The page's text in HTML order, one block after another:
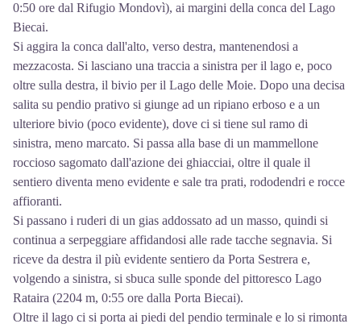
0:50 ore dal Rifugio Mondovì), ai margini della conca del Lago
Biecai.
Si aggira la conca dall'alto, verso destra, mantenendosi a
mezzacosta. Si lasciano una traccia a sinistra per il lago e, poco
oltre sulla destra, il bivio per il Lago delle Moie. Dopo una decisa
salita su pendio prativo si giunge ad un ripiano erboso e a un
ulteriore bivio (poco evidente), dove ci si tiene sul ramo di
sinistra, meno marcato. Si passa alla base di un mammellone
roccioso sagomato dall'azione dei ghiacciai, oltre il quale il
sentiero diventa meno evidente e sale tra prati, rododendri e rocce
affioranti.
Si passano i ruderi di un gias addossato ad un masso, quindi si
continua a serpeggiare affidandosi alle rade tacche segnavia. Si
riceve da destra il più evidente sentiero da Porta Sestrera e,
volgendo a sinistra, si sbuca sulle sponde del pittoresco Lago
Rataira (2204 m, 0:55 ore dalla Porta Biecai).
Oltre il lago ci si porta ai piedi del pendio terminale e lo si rimonta